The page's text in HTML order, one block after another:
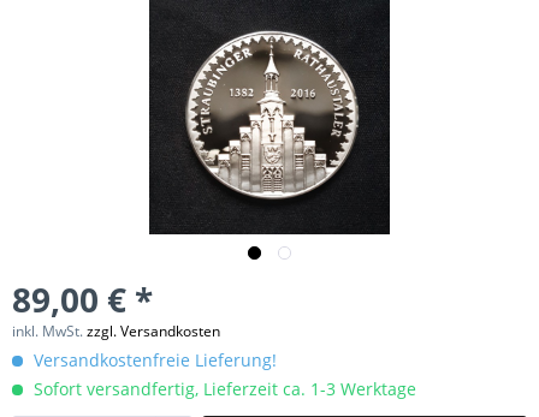
89,00 € *
inkl. MwSt.zzgl. Versandkosten
Versandkostenfreie Lieferung!
Sofort versandfertig, Lieferzeit ca. 1-3 Werktage